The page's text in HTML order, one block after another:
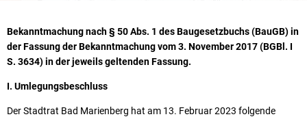
Bekanntmachung nach § 50 Abs. 1 des Baugesetzbuchs (BauGB) in
der Fassung der Bekanntmachung vom 3. November 2017 (BGBl. I
S. 3634) in der jeweils geltenden Fassung.
I. Umlegungsbeschluss
Der Stadtrat Bad Marienberg hat am 13. Februar 2023 folgende